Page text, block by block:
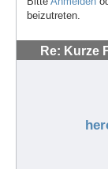
beizutreten.
Re: Kurze